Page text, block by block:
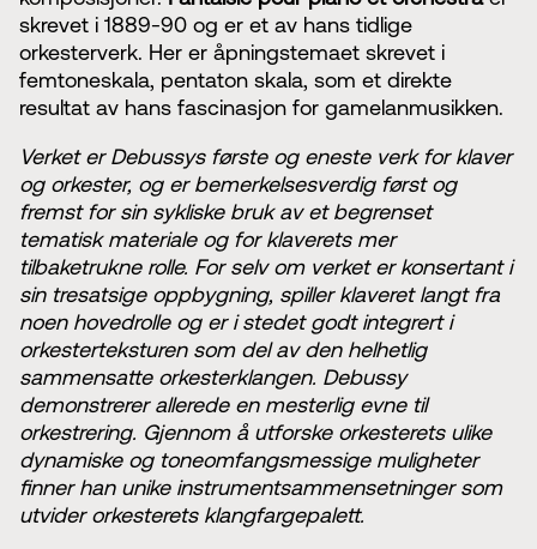
skrevet i 1889-90 og er et av hans tidlige
orkesterverk. Her er åpningstemaet skrevet i
femtoneskala, pentaton skala, som et direkte
resultat av hans fascinasjon for gamelanmusikken.
Verket er Debussys første og eneste verk for klaver
og orkester, og er bemerkelsesverdig først og
fremst for sin sykliske bruk av et begrenset
tematisk materiale og for klaverets mer
tilbaketrukne rolle. For selv om verket er konsertant i
sin tresatsige oppbygning, spiller klaveret langt fra
noen hovedrolle og er i stedet godt integrert i
orkesterteksturen som del av den helhetlig
sammensatte orkesterklangen. Debussy
demonstrerer allerede en mesterlig evne til
orkestrering. Gjennom å utforske orkesterets ulike
dynamiske og toneomfangsmessige muligheter
finner han unike instrumentsammensetninger som
utvider orkesterets klangfargepalett.